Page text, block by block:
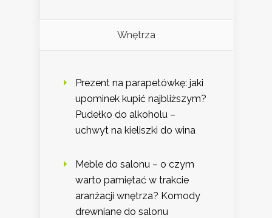
Wnętrza
Prezent na parapetówkę: jaki
upominek kupić najbliższym?
Pudełko do alkoholu –
uchwyt na kieliszki do wina
Meble do salonu – o czym
warto pamiętać w trakcie
aranżacji wnętrza? Komody
drewniane do salonu